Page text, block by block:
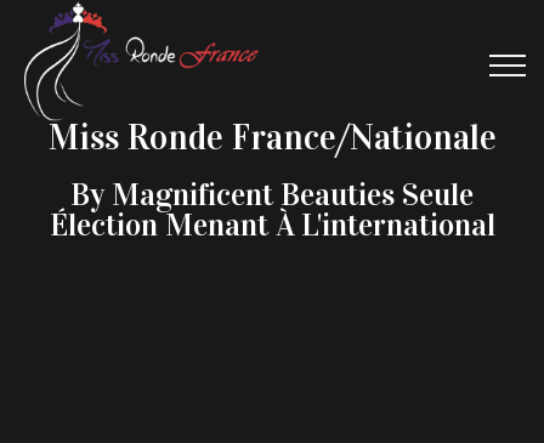
Miss Ronde France/Nationale
By Magnificent Beauties Seule
Élection Menant À L'international